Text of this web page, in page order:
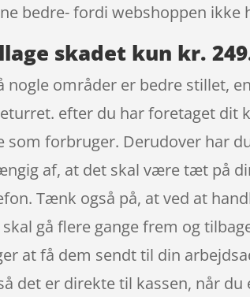
bedre- fordi webshoppen
skadet kun kr.
områder er bedre stillet,
efter du har foretaget dit
forbruger. Derudover har
af, at det skal være tæt på
Tænk også på, at ved at
gå flere gange frem og
at få dem sendt til din
det er direkte til kassen, når